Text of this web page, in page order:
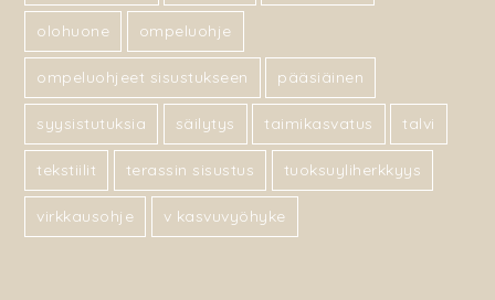
olohuone ompeluohje
ompeluohjeet sisustukseen pääsiäinen
syysistutuksia säilytys taimikasvatus talvi
tekstiilit terassin sisustus tuoksuyliherkkyys
virkkausohje v kasvuvyöhyke